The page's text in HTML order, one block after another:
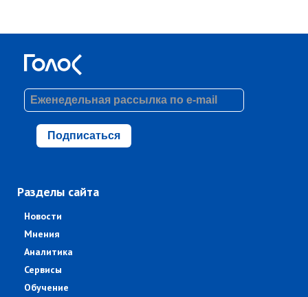
Подписаться
Разделы сайта
Новости
Мнения
Аналитика
Сервисы
Обучение